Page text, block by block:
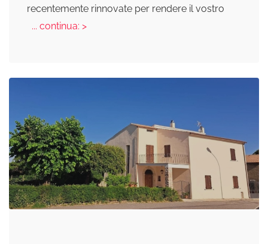
recentemente rinnovate per rendere il vostro
... continua: >